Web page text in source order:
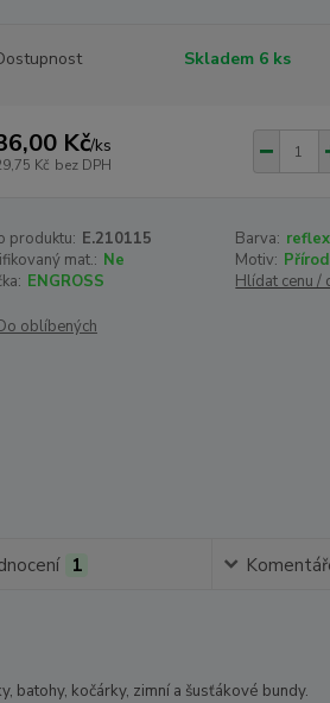
Skladem 6 ks
Kč/ks
Kč bez DPH
produktu: E.210115 Barva:
mat.: Ne Motiv:
ENGROSS Hlídat cenu /
oblíbených
1
batohy, kočárky, zimní a šusťákové bundy.